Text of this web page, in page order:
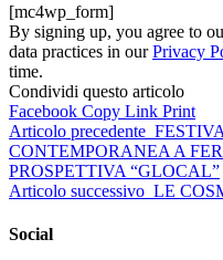
[mc4wp_form]
By signing up, you agree to
data practices in ourPrivacy
time.
Condividi questo articolo
Facebook Copy Link Print
Articolo precedente
CONTEMPORANEA A
PROSPETTIVA “GLOCAL”
Articolo successivo LE
Social